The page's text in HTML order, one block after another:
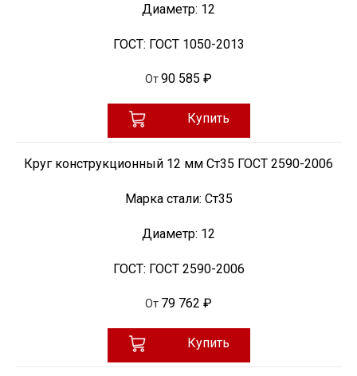
Диаметр: 12
ГОСТ: ГОСТ 1050-2013
От90 585 ₽
Купить
Круг конструкционный 12 мм Ст35 ГОСТ 2590-2006
Марка стали: Ст35
Диаметр: 12
ГОСТ: ГОСТ 2590-2006
От 79 762 ₽
Купить